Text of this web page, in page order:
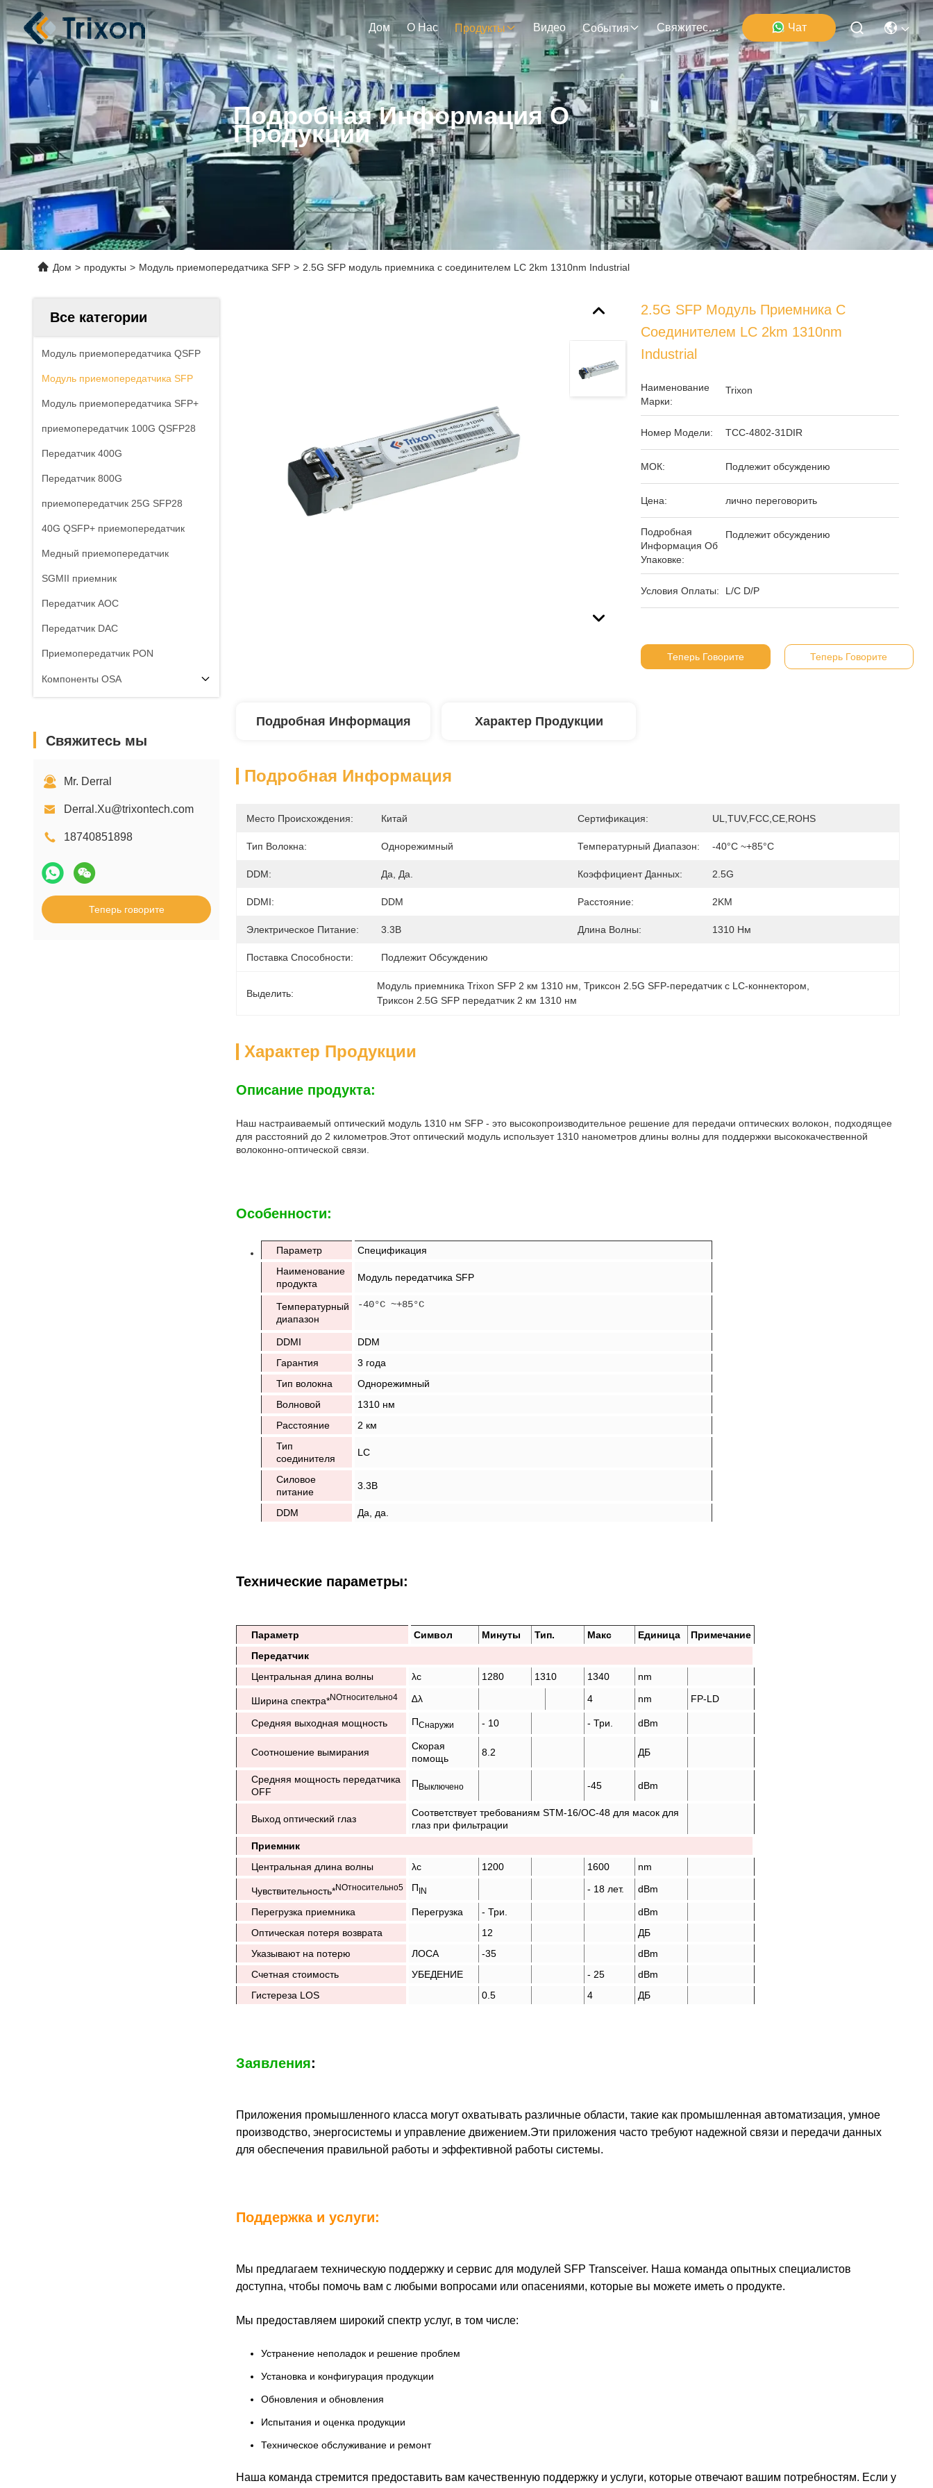
Дом О Нас Продукты Видео События Свяжитесь Мы Чат
Подробная Информация О
Продукции
Дом > продукты > Модуль приемопередатчика SFP > 2.5G SFP модуль приемника с соединителем LC 2km 1310nm Industrial
Все категории
Модуль приемопередатчика QSFP
Модуль приемопередатчика SFP
Модуль приемопередатчика SFP+
приемопередатчик 100G QSFP28
Передатчик 400G
Передатчик 800G
приемопередатчик 25G SFP28
40G QSFP+ приемопередатчик
Медный приемопередатчик
SGMII приемник
Передатчик AOC
Передатчик DAC
Приемопередатчик PON
Компоненты OSA
Свяжитесь мы
Mr. Derral
Derral.Xu@trixontech.com
18740851898
Теперь говорите
2.5G SFP Модуль Приемника С
Соединителем LC 2km 1310nm
Industrial
Наименование
Марки:
Trixon
Номер Модели: ТСС-4802-31DIR
МОК: Подлежит обсуждению
Цена: лично переговорить
Подробная
Информация Об
Упаковке:
Подлежит обсуждению
Условия Оплаты: L/C D/P
Теперь Говорите Теперь Говорите
Подробная Информация Характер Продукции
Подробная Информация
Место Происхождения: Китай Сертификация: UL,TUV,FCC,CE,ROHS
Тип Волокна: Однорежимный Температурный Диапазон: -40°C ~+85°C
DDM: Да, Да. Коэффициент Данных: 2.5G
DDMI: DDM Расстояние: 2KM
Электрическое Питание: 3.3В Длина Волны: 1310 Нм
Поставка Способности: Подлежит Обсуждению
Выделить:
Модуль приемника Trixon SFP 2 км 1310 нм , Триксон 2.5G SFP-передатчик с LC-коннектором
Триксон 2.5G SFP передатчик 2 км 1310 нм
Характер Продукции
Описание продукта:
Наш настраиваемый оптический модуль 1310 нм SFP - это высокопроизводительное решение для передачи оптических волокон, подходящее
для расстояний до 2 километров.Этот оптический модуль использует 1310 нанометров длины волны для поддержки высококачественной
волоконно-оптической связи.
Особенности:
Параметр
Спецификация
Наименование
продукта
Модуль передатчика SFP
Температурный
диапазон
-40°C ~+85°C
DDMI
DDM
Гарантия
3 года
Тип волокна
Однорежимный
Волновой
1310 нм
Расстояние
2 км
Тип
соединителя
LC
Силовое
питание
3.3В
DDM Да, да.
Технические параметры:
Параметр Символ Минуты Тип. Макс Единица
Примечание
Передатчик
Центральная длина волны
λc 1280 1310 1340 nm
Ширина спектра*NОтносительно4 ∆λ 4 nm FP-LD
Средняя выходная мощность ПСнаружи - 10 - Три. dBm
Соотношение вымирания
Скорая
помощь
8.2 ДБ
Средняя мощность передатчика
OFF
ПВыключено -45 dBm
Выход оптический глаз
Соответствует требованиям STM-16/OC-48 для масок для
глаз при фильтрации
Приемник
Центральная длина волны
λc 1200 1600 nm
Чувствительность*NОтносительно5 ПIN - 18 лет. dBm
Перегрузка приемника Перегрузка - Три.
dBm
Оптическая потеря возврата
12
ДБ
Указывают на потерю
ЛОСА -35
dBm
Счетная стоимость
УБЕДЕНИЕ - 25
dBm
Гистереза LOS
0.5 4 ДБ
Заявления:
Приложения промышленного класса могут охватывать различные области, такие как промышленная автоматизация, умное
производство, энергосистемы и управление движением.Эти приложения часто требуют надежной связи и передачи данных
для обеспечения правильной работы и эффективной работы системы.
Поддержка и услуги:
Мы предлагаем техническую поддержку и сервис для модулей SFP Transceiver. Наша команда опытных специалистов
доступна, чтобы помочь вам с любыми вопросами или опасениями, которые вы можете иметь о продукте.
Мы предоставляем широкий спектр услуг, в том числе:
Устранение неполадок и решение проблем
Установка и конфигурация продукции
Обновления и обновления
Испытания и оценка продукции
Техническое обслуживание и ремонт
Наша команда стремится предоставить вам качественную поддержку и услуги, которые отвечают вашим потребностям. Если у